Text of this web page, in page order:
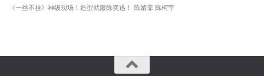
《一丝不挂》神级现场！造型就服陈奕迅！
陈婧霏 陈柯宇